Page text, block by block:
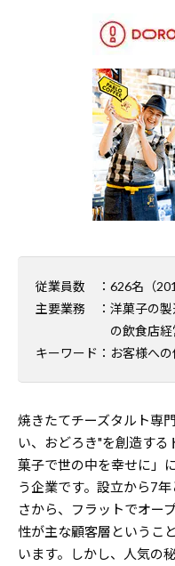
従業員数 ： 626名（
主要業務
：洋菓子の
の飲食店
キーワード ：お客様へ
焼きたてチーズタルト専
い、おどろき"を創造する
菓子で世の中を幸せに」
う企業です。設立から7
さから、フラットでオー
性が主な顧客層というこ
います。しかし、人気の